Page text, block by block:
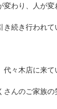
わり、人が
続き行われて
々木店に来
んのご家族